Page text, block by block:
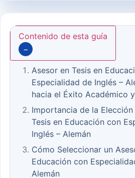
Contenido de esta guía
−
Asesor en Tesis en
Especialidad de Inglés –
hacia el Éxito Académico
Importancia de la
Tesis en Educación con
Inglés – Alemán
Cómo Seleccionar un
Educación con
Alemán